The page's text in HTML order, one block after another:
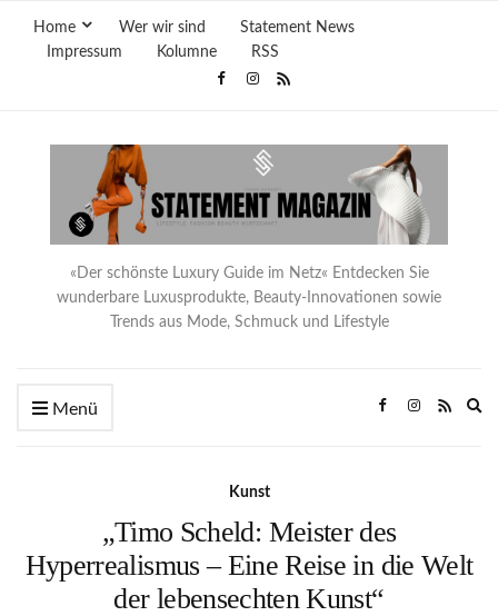
Home Wer wir sind
Statement News
Impressum
Kolumne RSS
«Der schönste Luxury Guide im Netz« Entdecken Sie
wunderbare Luxusprodukte, Beauty-Innovationen sowie
Trends aus Mode, Schmuck und Lifestyle
Menü
Kunst
„Timo Scheld: Meister des
Hyperrealismus – Eine Reise in die Welt
der lebensechten Kunst“